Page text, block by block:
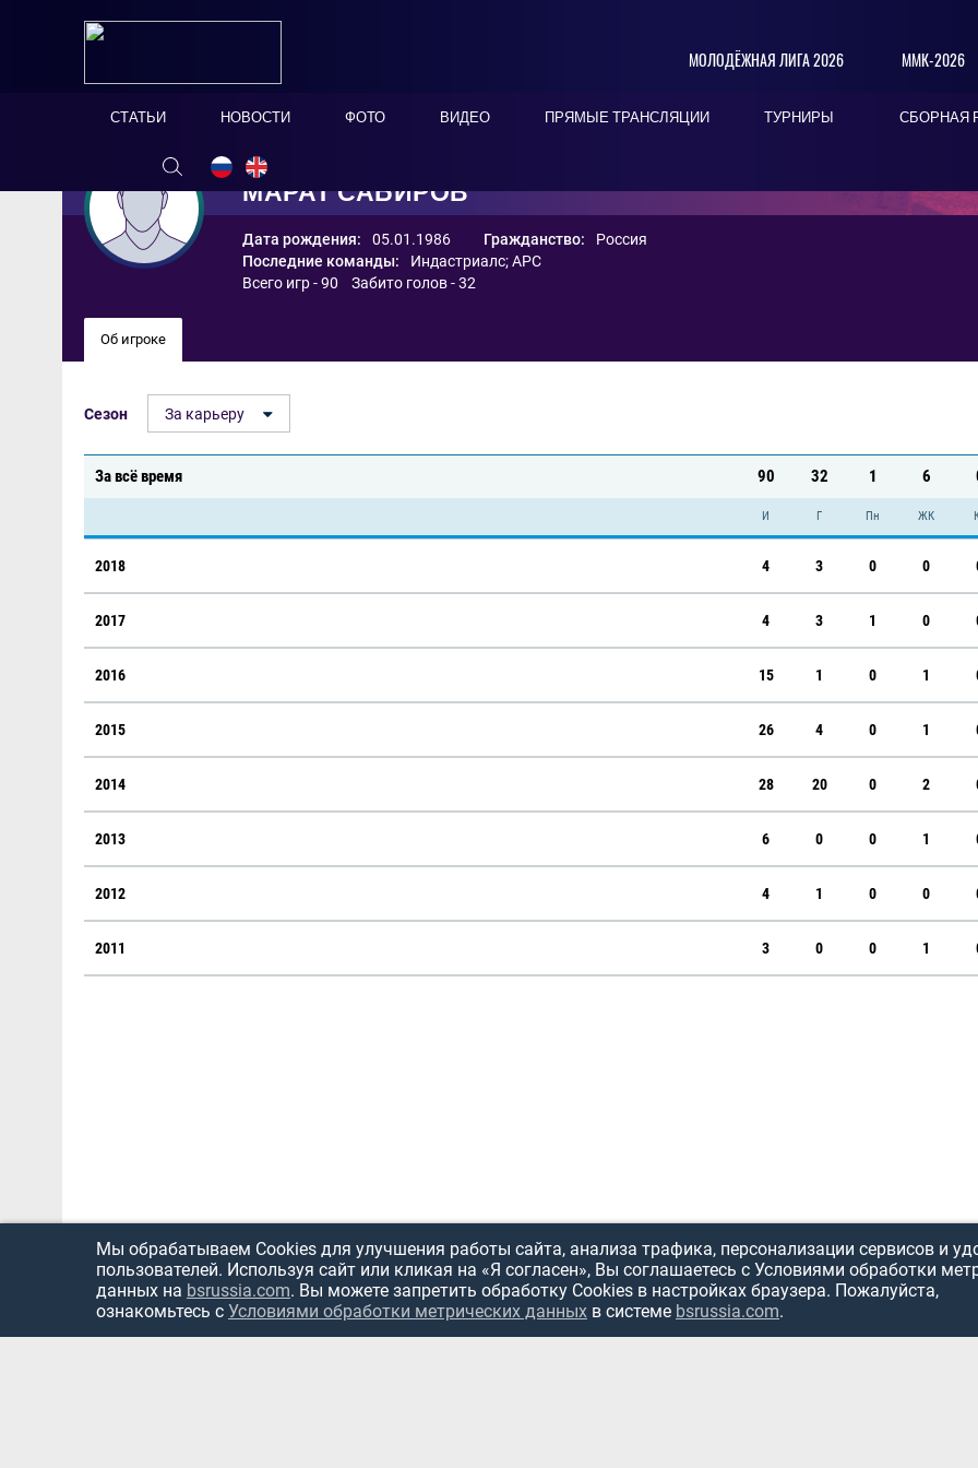
МОЛОДЁЖНАЯ ЛИГА 2026 ММК-2026
СТАТЬИ НОВОСТИ ФОТО ВИДЕО ПРЯМЫЕ ТРАНСЛЯЦИИ ТУРНИРЫ СБОРНАЯ
МАРАТ САБИРОВ
Дата рождения: 05.01.1986 Гражданство:
Россия
Последние команды:
Индастриалс;АРС
Всего игр - 90 Забито голов - 32
Об игроке
Сезон За карьеру
За всё время 90 32 1 6
И Г Пн ЖК
2018 4 3 0 0
2017 4 3 1 0
2016 15 1 0 1
2015 26 4 0 1
2014 28 20 0 2
2013 6 0 0 1
2012 4 1 0 0
2011 3 0 0 1
Мы обрабатываем Cookies для улучшения работы сайта, анализа трафика, персонализации сервисов и
пользователей. Используя сайт или кликая на «Я согласен», Вы соглашаетесь с Условиями обработки
данных на bsrussia.com. Вы можете запретить обработку Cookies в настройках браузера. Пожалуйста,
ознакомьтесь с Условиями обработки метрических данных в системе bsrussia.com.